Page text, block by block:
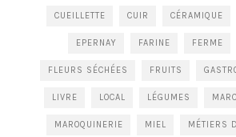
CUEILLETTE CUIR CÉRAMIQUE
EPERNAY FARINE FERME
FLEURS SÉCHÉES FRUITS
LIVRE LOCAL LÉGUMES
MAROQUINERIE MIEL MÉTIERS